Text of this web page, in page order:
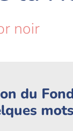
noir
du
mots